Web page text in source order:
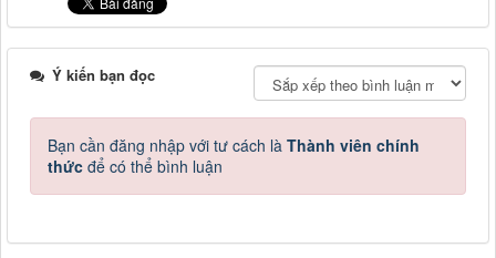
Ý kiến bạn đọc
Bạn cần đăng nhập với tư cách là Thành viên chính
thức để có thể bình luận